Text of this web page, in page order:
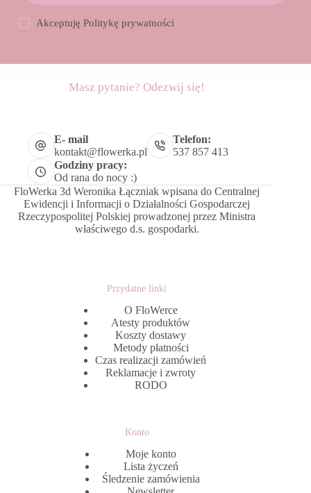
AkceptujęPolitykę prywatności
Masz pytanie? Odezwij się!
E- mail
kontakt@flowerka.pl
Telefon:
537 857 413
Godziny pracy:
Od rana do nocy :)
FloWerka 3d Weronika Łączniak wpisana do Centralnej
Ewidencji i Informacji o Działalności Gospodarczej
Rzeczypospolitej Polskiej prowadzonej przez Ministra
właściwego d.s. gospodarki.
Przydatne linki
O FloWerce
Atesty produktów
Koszty dostawy
Metody płatności
Czas realizacji zamówień
Reklamacje i zwroty
RODO
Konto
Moje konto
Lista życzeń
Śledzenie zamówienia